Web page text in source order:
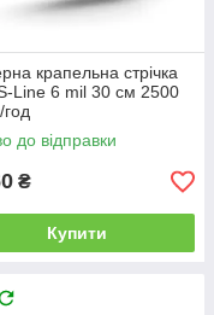
крапельна стрічка
Line 6 mil 30 см 2500
до відправки
₴
Купити